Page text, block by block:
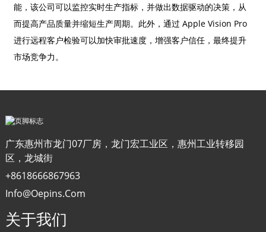
能，该公司可以监控实时生产指标，并做出数据驱动的决策，从
而提高产品质量并缩短生产周期。此外，通过 Apple Vision Pro
进行远程客户检验可以加快审批速度，增强客户信任，最终提升
市场竞争力。
广东惠州市龙门07厂房，龙门宏工业区，惠州工业转移园
区，龙城街
+8618666867963
Info@oepins.com
关于我们